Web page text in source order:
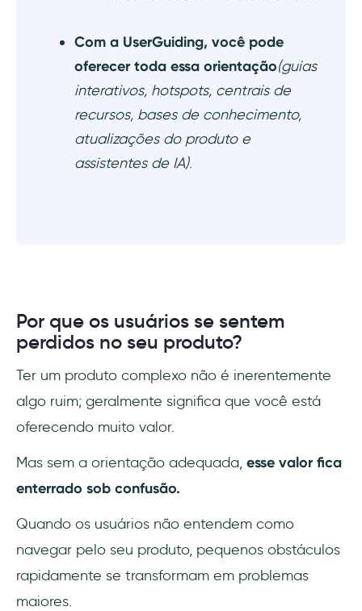
Com a UserGuiding, você pode
oferecer toda essa orientação(guias
interativos, hotspots, centrais de
recursos, bases de conhecimento,
atualizações do produto e
assistentes de IA).
Por que os usuários se sentem
perdidos no seu produto?
Ter um produto complexo não é inerentemente
algo ruim; geralmente significa que você está
oferecendo muito valor.
Mas sem a orientação adequada, esse valor fica
enterrado sob confusão.
Quando os usuários não entendem como
navegar pelo seu produto, pequenos obstáculos
rapidamente se transformam em problemas
maiores.